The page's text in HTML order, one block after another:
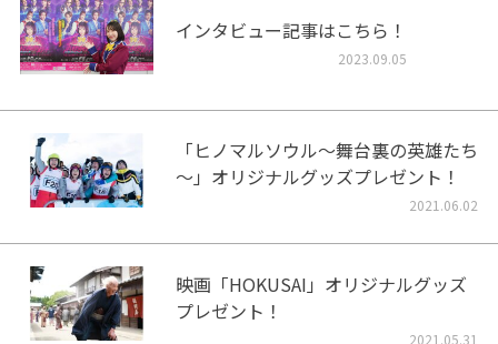
インタビュー記事はこちら！
2023.09.05
「ヒノマルソウル～舞台裏の英雄たち
～」オリジナルグッズプレゼント！
2021.06.02
映画「HOKUSAI」オリジナルグッズ
プレゼント！
2021.05.31